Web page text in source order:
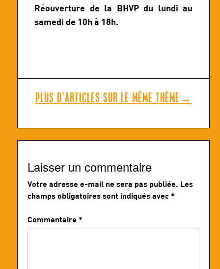
Réouverture de la BHVP du lundi au
samedi de 10h à 18h.
PLUS D’ARTICLES SUR LE MÊME THÈME →
Laisser un commentaire
Votre adresse e-mail ne sera pas publiée. Les
champs obligatoires sont indiqués avec *
Commentaire *